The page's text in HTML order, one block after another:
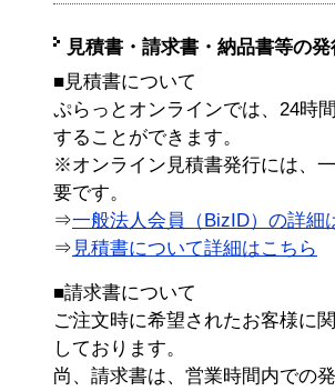
見積書・請求書・納品書等の
■見積書について
ぷらっとオンラインでは、24時
することができます。
※オンライン見積書発行には、
要です。
⇒一般法人会員（BizID）の詳細
⇒ 見積書について詳細はこちら
■請求書について
ご注文時に希望されたお客様に
しております。
尚、請求書は、営業時間内での